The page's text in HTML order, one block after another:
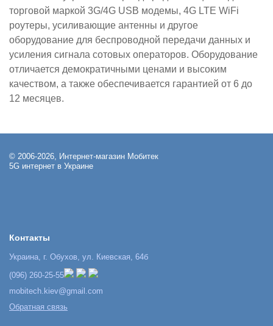
торговой маркой 3G/4G USB модемы, 4G LTE WiFi
роутеры, усиливающие антенны и другое
оборудование для беспроводной передачи данных и
усиления сигнала сотовых операторов. Оборудование
отличается демократичными ценами и высоким
качеством, а также обеспечивается гарантией от 6 до
12 месяцев.
© 2006-2026, Интернет-магазин Мобитек
5G интернет в Украине
Контакты
Украина, г. Обухов, ул. Киевская, 64б
(096) 260-25-55
mobitech.kiev@gmail.com
Обратная связь